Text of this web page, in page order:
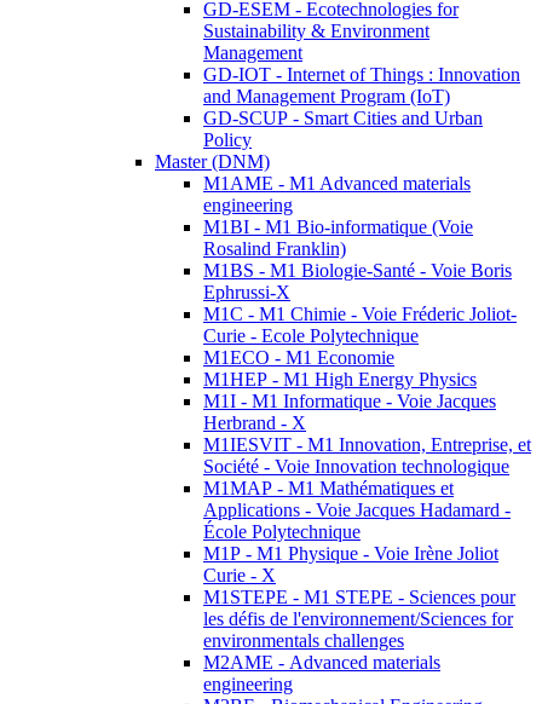
GD-ESEM - Ecotechnologies for
Sustainability & Environment
Management
GD-IOT - Internet of Things : Innovation
and Management Program (IoT)
GD-SCUP - Smart Cities and Urban
Policy
Master (DNM)
M1AME - M1 Advanced materials
engineering
M1BI - M1 Bio-informatique (Voie
Rosalind Franklin)
M1BS - M1 Biologie-Santé - Voie Boris
Ephrussi-X
M1C - M1 Chimie - Voie Fréderic Joliot-
Curie - Ecole Polytechnique
M1ECO - M1 Economie
M1HEP - M1 High Energy Physics
M1I - M1 Informatique - Voie Jacques
Herbrand - X
M1IESVIT - M1 Innovation, Entreprise, et
Société - Voie Innovation technologique
M1MAP - M1 Mathématiques et
Applications - Voie Jacques Hadamard -
École Polytechnique
M1P - M1 Physique - Voie Irène Joliot
Curie - X
M1STEPE - M1 STEPE - Sciences pour
les défis de l'environnement/Sciences for
environmentals challenges
M2AME - Advanced materials
engineering